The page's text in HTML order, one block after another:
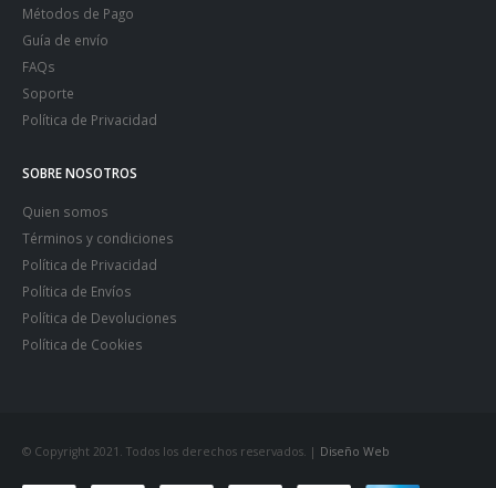
Métodos de Pago
Guía de envío
FAQs
Soporte
Política de Privacidad
SOBRE NOSOTROS
Quien somos
Términos y condiciones
Política de Privacidad
Política de Envíos
Política de Devoluciones
Política de Cookies
© Copyright 2021. Todos los derechos reservados. | Diseño Web